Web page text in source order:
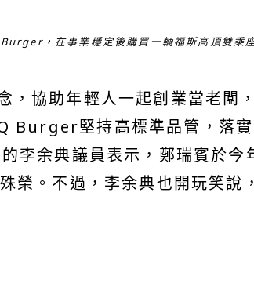
，在事業穩定後購買一輛福斯高頂雙乘
協助年輕人一起創業當老闆
Burger堅持高標準品管，落
李余典議員表示，鄭瑞賓於
榮。不過，李余典也開玩笑說